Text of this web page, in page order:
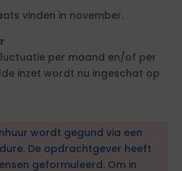
vinden in november.
per maand en/of per
inzet wordt nu ingeschat op
wordt gegund via een
De opdrachtgever heeft
geformuleerd. Om in